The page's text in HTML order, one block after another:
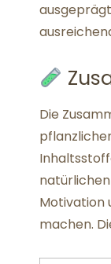
Die
Motivation
machen.